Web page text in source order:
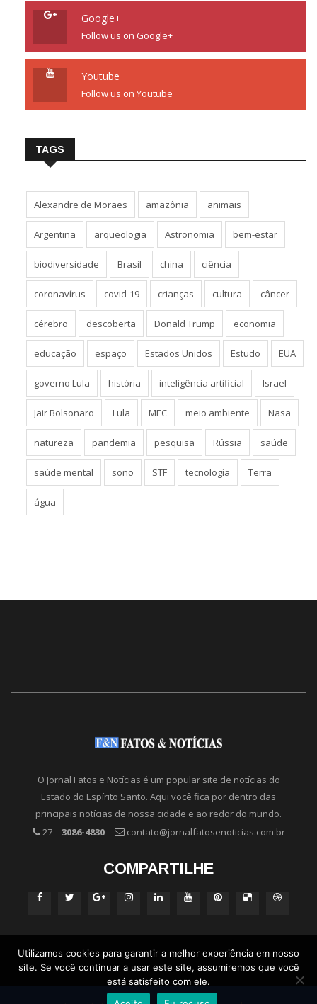
Google+
Follow us on Google+
Youtube
Follow us on Youtube
TAGS
Alexandre de Moraes amazônia animais
Argentina arqueologia Astronomia bem-estar
biodiversidade Brasil china ciência
coronavírus covid-19 crianças cultura câncer
cérebro descoberta Donald Trump economia
educação espaço Estados Unidos Estudo EUA
governo Lula história inteligência artificial Israel
Jair Bolsonaro Lula MEC meio ambiente Nasa
natureza pandemia pesquisa Rússia saúde
saúde mental sono STF tecnologia Terra
água
O Jornal Fatos e Notícias é um popular site de notícias do
Estado do Espírito Santo. Aqui você fica por dentro das
principais notícias de nossa cidade e ao redor do mundo.
27 – 3086-4830 contato@jornalfatosenoticias.com.br
COMPARTILHE
Utilizamos cookies para garantir a melhor experiência em nosso
site. Se você continuar a usar este site, assumiremos que você
está satisfeito com ele.